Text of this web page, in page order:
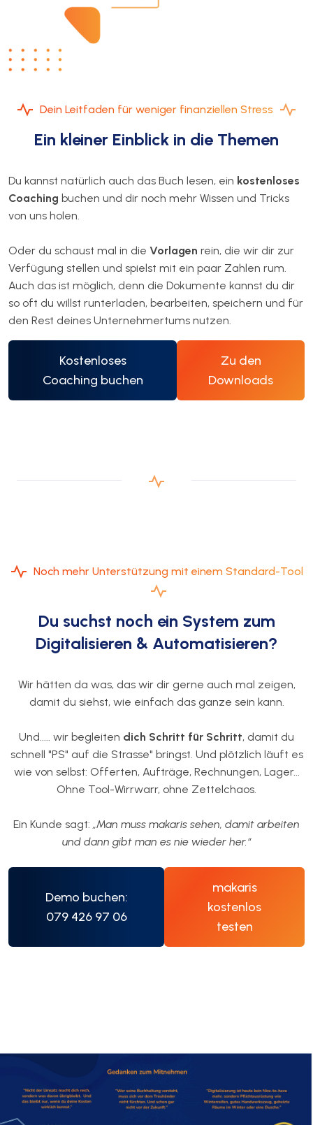
Dein Leitfaden für weniger finanziellen Stress
Ein kleiner Einblick in die Themen
Du kannst natürlich auch das Buch lesen, ein kostenloses
Coaching buchen und dir noch mehr Wissen und Tricks
von uns holen.
Oder du schaust mal in die Vorlagen rein, die wir dir zur
Verfügung stellen und spielst mit ein paar Zahlen rum.
Auch das ist möglich, denn die Dokumente kannst du dir
so oft du willst runterladen, bearbeiten, speichern und für
den Rest deines Unternehmertums nutzen.
Kostenloses
Coaching buchen
Zu den
Downloads
Noch mehr Unterstützung mit einem Standard-Tool
Du suchst noch ein System zum
Digitalisieren & Automatisieren?
Wir hätten da was, das wir dir gerne auch mal zeigen,
damit du siehst, wie einfach das ganze sein kann.
Und..... wir begleiten dich Schritt für Schritt, damit du
schnell "PS" auf die Strasse" bringst. Und plötzlich läuft es
wie von selbst: Offerten, Aufträge, Rechnungen, Lager...
Ohne Tool-Wirrwarr, ohne Zettelchaos.
Ein Kunde sagt: „Man muss makaris sehen, damit arbeiten
und dann gibt man es nie wieder her.“
Demo buchen:
079 426 97 06
makaris
kostenlos
testen